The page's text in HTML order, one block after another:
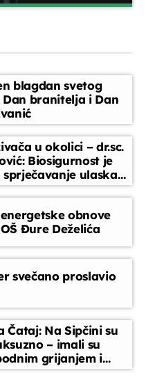
vijesti, izjava i zbivanja
Hrvatskoj i svijetu.
blagdan svetog
branitelja i Dan
u okolici – dr.sc.
Biosigurnost je
ulaska
obnove
Đure Deželića
svečano proslavio
Čataj: Na Sipčini su
– imali su
grijanjem i